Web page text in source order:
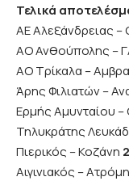
Τελικά
ΑΕ Αλεξάνδρειας
ΑΟ Ανθούπολης –
ΑΟ Τρίκαλα –
Άρης Φιλιατών –
Ερμής Αμυνταίου
Τηλυκράτης
Πιερικός – Κοζάνη
Αιγινιακός –